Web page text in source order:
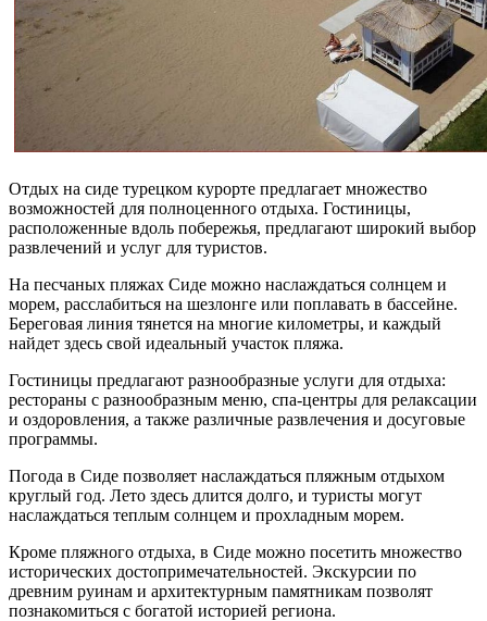
Отдых на сиде турецком курорте предлагает множество
возможностей для полноценного отдыха. Гостиницы,
расположенные вдоль побережья, предлагают широкий выбор
развлечений и услуг для туристов.
На песчаных пляжах Сиде можно наслаждаться солнцем и
морем, расслабиться на шезлонге или поплавать в бассейне.
Береговая линия тянется на многие километры, и каждый
найдет здесь свой идеальный участок пляжа.
Гостиницы предлагают разнообразные услуги для отдыха:
рестораны с разнообразным меню, спа-центры для релаксации
и оздоровления, а также различные развлечения и досуговые
программы.
Погода в Сиде позволяет наслаждаться пляжным отдыхом
круглый год. Лето здесь длится долго, и туристы могут
наслаждаться теплым солнцем и прохладным морем.
Кроме пляжного отдыха, в Сиде можно посетить множество
исторических достопримечательностей. Экскурсии по
древним руинам и архитектурным памятникам позволят
познакомиться с богатой историей региона.